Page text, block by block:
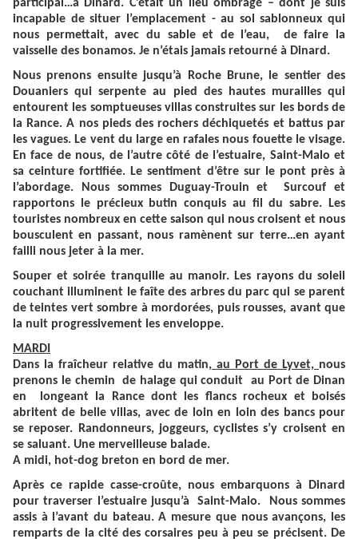
participai…à Dinard. C’était un lieu ombragé – dont je suis
incapable de situer l’emplacement - au sol sablonneux qui
nous permettait, avec du sable et de l’eau, de faire la
vaisselle des bonamos. Je n’étais jamais retourné à Dinard.
Nous prenons ensuite jusqu’à Roche Brune, le sentier des
Douaniers qui serpente au pied des hautes murailles qui
entourent les somptueuses villas construites sur les bords de
la Rance. A nos pieds des rochers déchiquetés et battus par
les vagues. Le vent du large en rafales nous fouette le visage.
En face de nous, de l’autre côté de l’estuaire, Saint-Malo et
sa ceinture fortifiée. Le sentiment d’être sur le pont près à
l’abordage. Nous sommes Duguay-Trouin et Surcouf et
rapportons le précieux butin conquis au fil du sabre. Les
touristes nombreux en cette saison qui nous croisent et nous
bousculent en passant, nous ramènent sur terre…en ayant
failli nous jeter à la mer.
Souper et soirée tranquille au manoir. Les rayons du soleil
couchant illuminent le faîte des arbres du parc qui se parent
de teintes vert sombre à mordorées, puis rousses, avant que
la nuit progressivement les enveloppe.
MARDI
Dans la fraîcheur relative du matin, au Port de Lyvet, nous
prenons le chemin de halage qui conduit au Port de Dinan
en longeant la Rance dont les flancs rocheux et boisés
abritent de belle villas, avec de loin en loin des bancs pour
se reposer. Randonneurs, joggeurs, cyclistes s’y croisent en
se saluant. Une merveilleuse balade.
A midi, hot-dog breton en bord de mer.
Après ce rapide casse-croûte, nous embarquons à Dinard
pour traverser l’estuaire jusqu’à Saint-Malo. Nous sommes
assis à l’avant du bateau. A mesure que nous avançons, les
remparts de la cité des corsaires peu à peu se précisent. De